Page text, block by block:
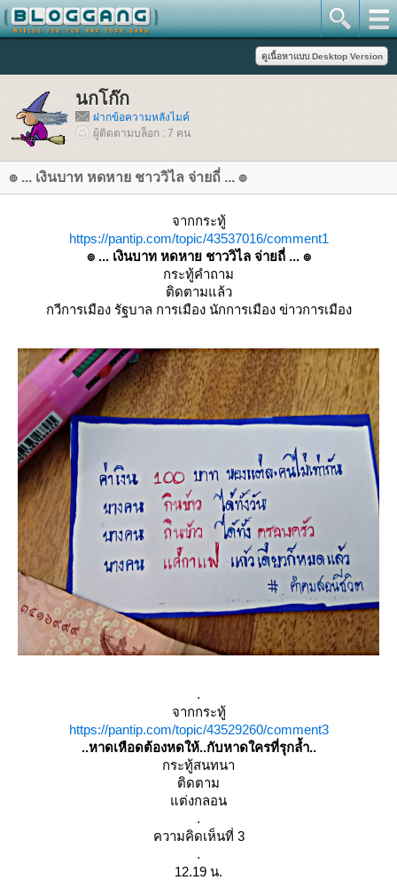
นกโก๊ก
ฝากข้อความหลังไมค์
ผู้ติดตามบล็อก : 7 คน
๏ ... เงินบาท หดหาย ชาววิไล จ่ายถี่ ... ๏
จากกระทู้
https://pantip.com/topic/43537016/comment1
๏ ... เงินบาท หดหาย ชาววิไล จ่ายถี่ ... ๏
กระทู้คำถาม
ติดตามแล้ว
กวีการเมือง รัฐบาล การเมือง นักการเมือง ข่าวการเมือง
.
จากกระทู้
https://pantip.com/topic/43529260/comment3
..หาดเหือดต้องหดให้..กับหาดใครที่รุกล้ำ..
กระทู้สนทนา
ติดตาม
ต่งกลอน
.
ความคิดเห็นที่ 3
.
12.19 น.